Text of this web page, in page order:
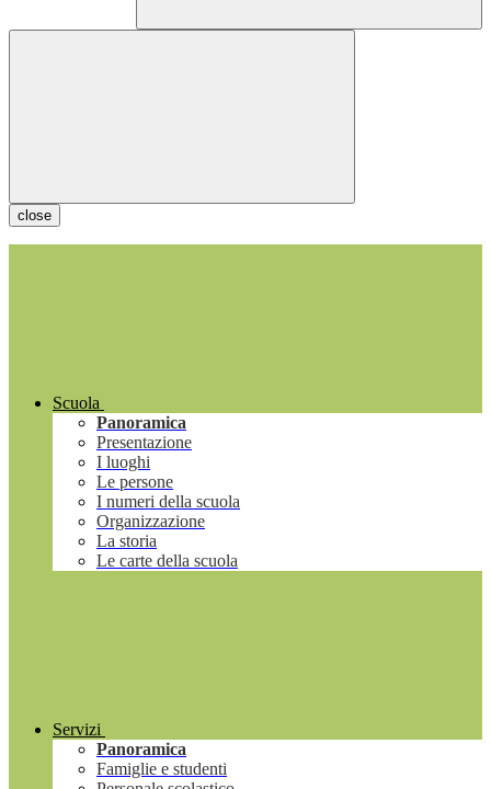
close
Scuola
Panoramica
Presentazione
I luoghi
Le persone
I numeri della scuola
Organizzazione
La storia
Le carte della scuola
Servizi
Panoramica
Famiglie e studenti